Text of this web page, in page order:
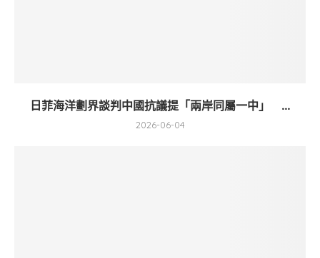
日菲海洋劃界談判中國抗議提「兩岸同屬一中」 ...
2026-06-04